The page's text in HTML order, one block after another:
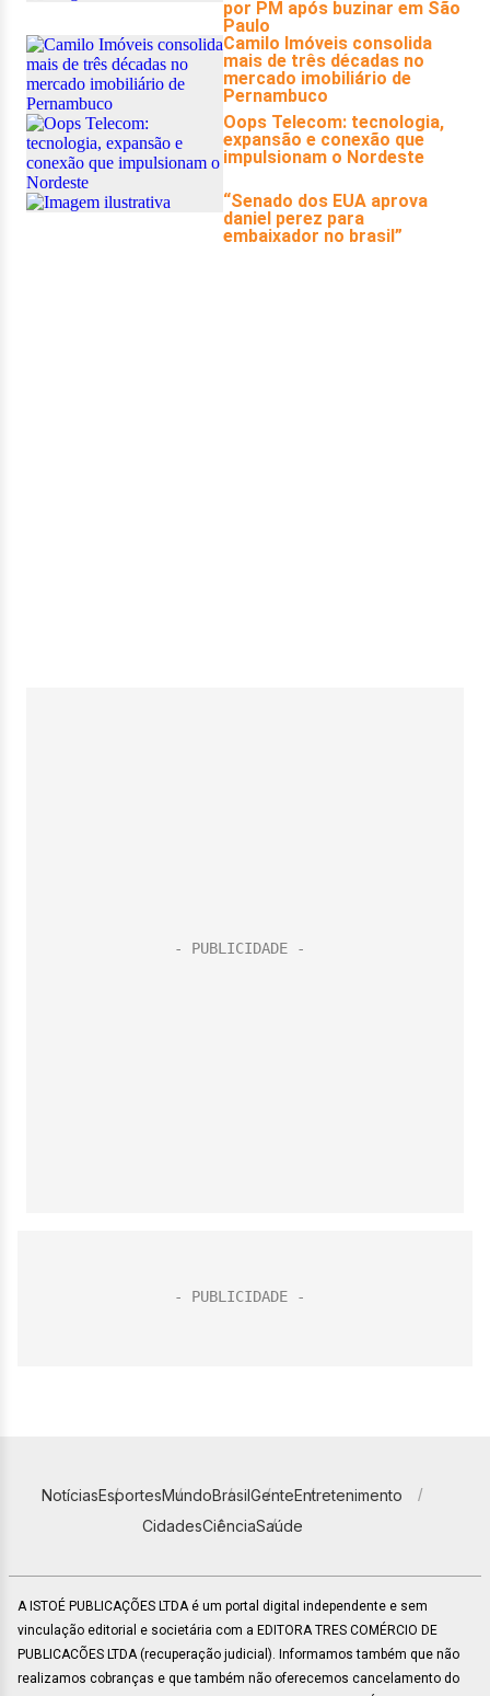
NotíciasEsportesMundoBrasilGenteEntretenimento
CidadesCiênciaSaúde
A ISTOÉ PUBLICAÇÕES LTDA é um portal digital independente e sem
vinculação editorial e societária com a EDITORA TRES COMÉRCIO DE
PUBLICACÕES LTDA (recuperação judicial). Informamos também que não
realizamos cobranças e que também não oferecemos cancelamento do